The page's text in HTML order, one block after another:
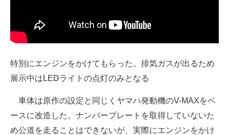
特別にエンジンをかけてもらった。排気ガスが出るため
展示中はLEDライトの点灯のみとなる
車体は原作の設定と同じくヤマハ発動機のV-MAXをベ
ースに改造した。ナンバープレートを取得していないた
め公道を走ることはできないが、実際にエンジンをかけ